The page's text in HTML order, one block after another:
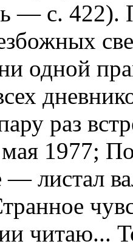
— с. 422).
одной
раз
1977;
— листал
читаю...